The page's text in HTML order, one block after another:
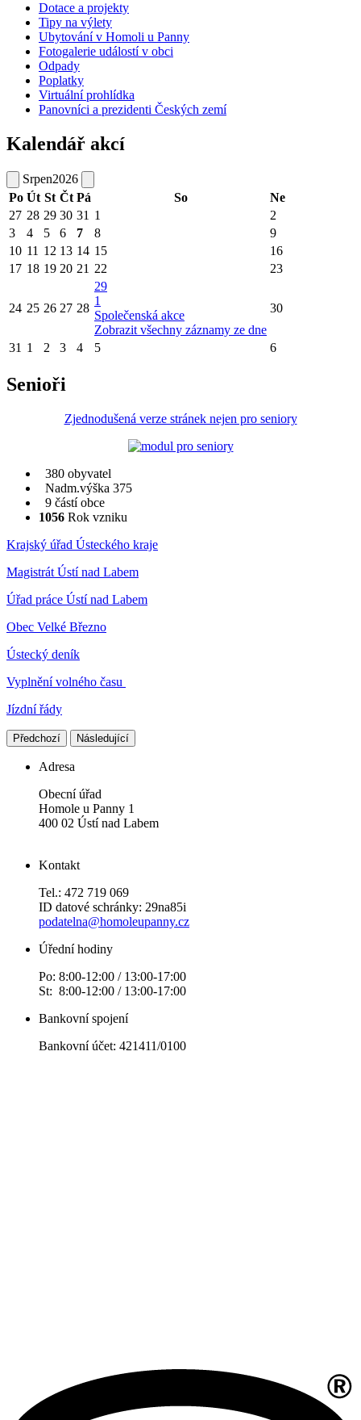
Dotace a projekty
Tipy na výlety
Ubytování v Homoli u Panny
Fotogalerie událostí v obci
Odpady
Poplatky
Virtuální prohlídka
Panovníci a prezidenti Českých zemí
Kalendář akcí
Srpen2026
Po Út St Čt Pá So
Ne
27 28 29 30 31 1
2
3
4 5 6 7 8
9
10 11 12 13 14 15
16
17 18 19 20 21 22 23
24 25 26 27 28
29
1
Společenská akce
Zobrazit všechny záznamy ze dne
30
31 1 2 3 4 5 6
Senioři
Zjednodušená verze stránek nejen pro seniory
380 obyvatel
Nadm.výška 375
9 částí obce
1056 Rok vzniku
Krajský úřad Ústeckého kraje
Magistrát Ústí nad Labem
Úřad práce Ústí nad Labem
Obec Velké Březno
Ústecký deník
Vyplnění volného času
Jízdní řády
Předchozí Následující
Adresa
Obecní úřad
Homole u Panny 1
400 02 Ústí nad Labem
Kontakt
Tel.: 472 719 069
ID datové schránky: 29na85i
podatelna@homoleupanny.cz
Úřední hodiny
Po: 8:00-12:00 / 13:00-17:00
St: 8:00-12:00 / 13:00-17:00
Bankovní spojení
Bankovní účet: 421411/0100